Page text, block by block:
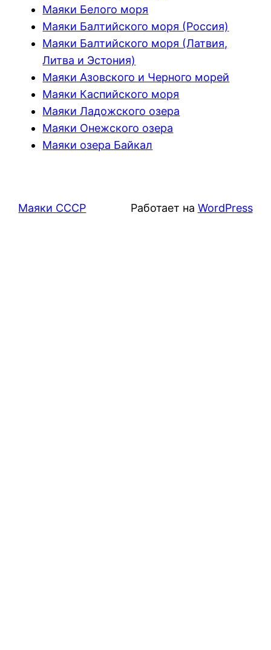
Маяки Белого моря
Маяки Балтийского моря (Россия)
Маяки Балтийского моря (Латвия,
Литва и Эстония)
Маяки Азовского и Черного морей
Маяки Каспийского моря
Маяки Ладожского озера
Маяки Онежского озера
Маяки озера Байкал
Маяки СССР Работает на WordPress